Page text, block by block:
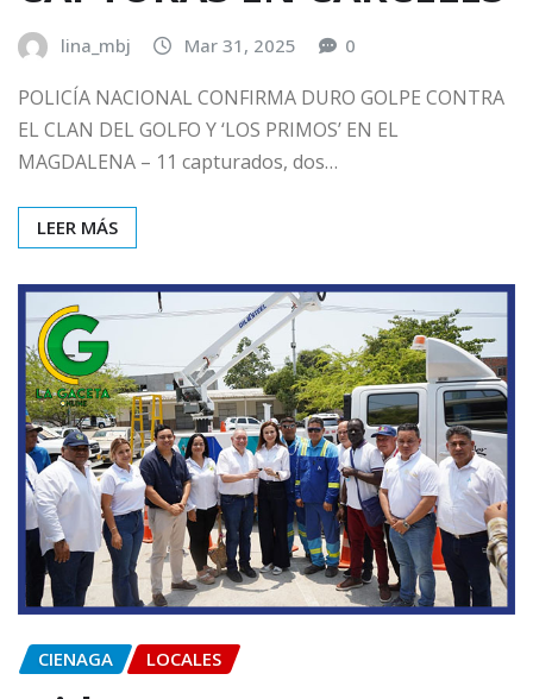
lina_mbj Mar 31, 2025 0
POLICÍA NACIONAL CONFIRMA DURO GOLPE CONTRA
EL CLAN DEL GOLFO Y ‘LOS PRIMOS’ EN EL
MAGDALENA – 11 capturados, dos…
LEER MÁS
CIENAGA LOCALES